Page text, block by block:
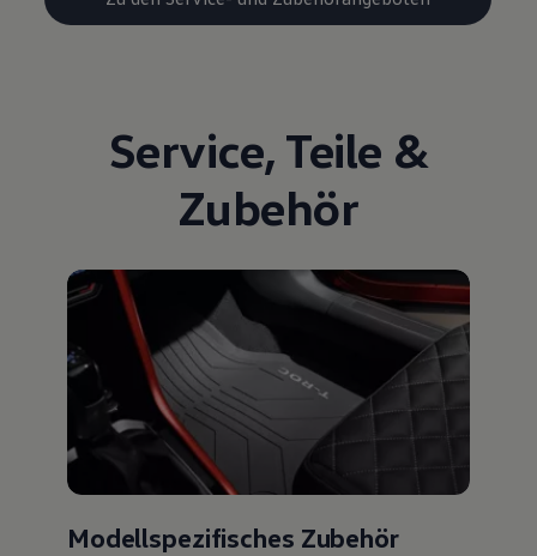
Service, Teile &
Zubehör
Modellspezifisches Zubehör